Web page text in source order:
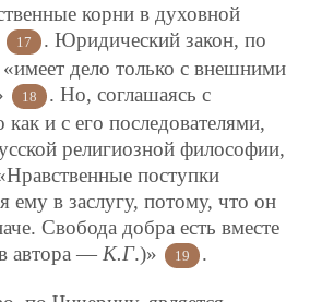
корни в духовной
17
. Юридический закон, по
дело только с внешними
18
. Но, соглашаясь с
и с его последователями,
религиозной философии,
поступки
ему в заслугу, потому, что он
Свобода добра есть вместе
автора — К.Г.)» 19 .